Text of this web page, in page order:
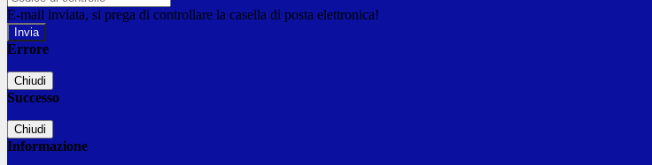
E-mail inviata, si prega di controllare la casella di posta elettronica!
Errore
Chiudi
Successo
Chiudi
Informazione